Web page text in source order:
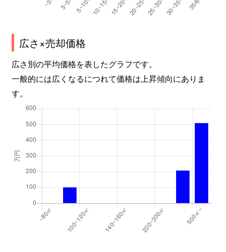
広さ×売却価格
広さ別の平均価格を表したグラフです。
一般的には広くなるにつれて価格は上昇傾向にありま
す。